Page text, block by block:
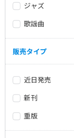
ジャズ
歌謡曲
販売タイプ
近日発売
新刊
重版